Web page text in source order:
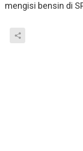
mengisi bensin di